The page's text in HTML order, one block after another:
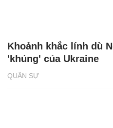
QUÂN SỰ
Khoảnh khắc lính dù
'khủng' của Ukraine